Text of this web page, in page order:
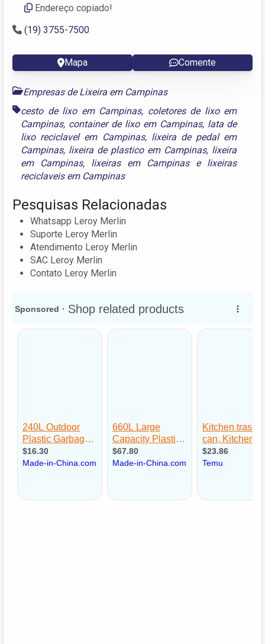
Endereço copiado!
(19) 3755-7500
Mapa Comente
Empresas de Lixeira em Campinas
cesto de lixo em Campinas, coletores de lixo em
Campinas, container de lixo em Campinas, lata de
lixo reciclavel em Campinas, lixeira de pedal em
Campinas, lixeira de plastico em Campinas, lixeira
em Campinas, lixeiras em Campinase lixeiras
reciclaveis em Campinas
Pesquisas Relacionadas
Whatsapp Leroy Merlin
Suporte Leroy Merlin
Atendimento Leroy Merlin
SAC Leroy Merlin
Contato Leroy Merlin